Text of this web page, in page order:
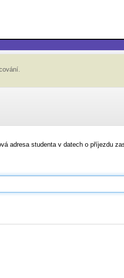
adresa studenta v datech o příjezdu